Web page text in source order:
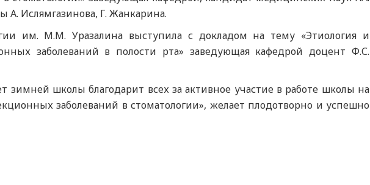
А. Ислямгазинова, Г. Жанкарина.
им. М.М. Уразалина выступила с докладом на тему «Этиология и
заболеваний в полости рта» заведующая кафедрой доцент Ф.С.
зимней школы благодарит всех за активное участие в работе школы на
заболеваний в стоматологии», желает плодотворно и успешно